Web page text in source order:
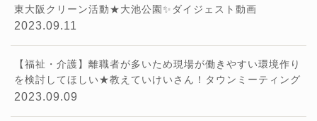
刊する「プレジデント2022年5/13号」に掲載さ
れました！
格総合サイト「資格times」に掲載されました！
https://shikakutimes.jp/sharoushi/2637★東洋
経済新報社様が発刊する「週刊東洋経済2022年2
東大阪クリーン活動★大池公園✨ダイジェスト動画
2023.09.11
【福祉・介護】離職者が多いため現場が働きやすい環境作り
を検討してほしい★教えていけいさん！タウンミーティング
その⑦
2023.09.09